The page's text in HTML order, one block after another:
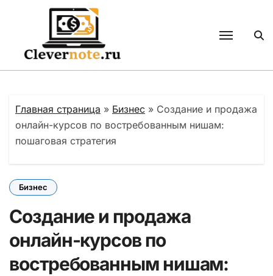
содержанию
Главная страница » Бизнес » Создание и продажа
онлайн-курсов по востребованным нишам:
пошаговая стратегия
Бизнес
Создание и продажа
онлайн-курсов по
востребованным нишам: